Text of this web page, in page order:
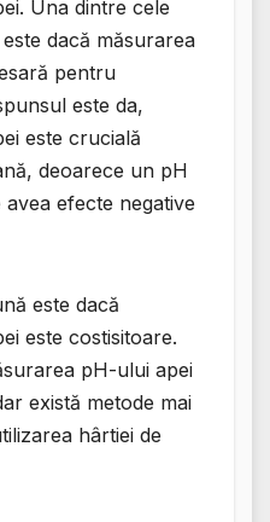
Una dintre cele
dacă măsurarea
pentru
este da,
este crucială
deoarece un pH
efecte negative
este dacă
este costisitoare.
pH-ului apei
există metode mai
hârtiei de